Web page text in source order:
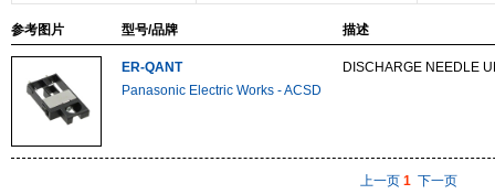
参考图片 型号/品牌 描述
ER-QANT
Panasonic Electric Works - ACSD
DISCHARGE NEEDLE
上一页 1 下一页